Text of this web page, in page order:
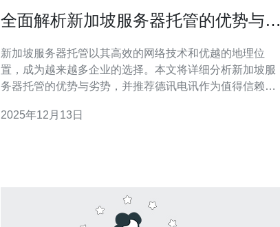
全面解析新加坡服务器托管的优势与劣
新加坡服务器托管以其高效的网络技术和优越的地理位
置，成为越来越多企业的选择。本文将详细分析新加坡服
务器托管的优势与劣势，并推荐德讯电讯作为值得信赖的
现。 新加坡服务器托管的地理优势 新加坡位于东南亚的心
2025年12月13日